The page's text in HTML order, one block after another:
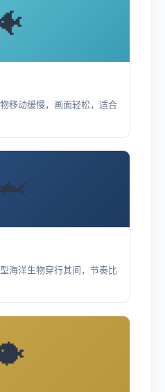
移动缓慢，画面轻松，适合
海洋生物穿行其间，节奏比